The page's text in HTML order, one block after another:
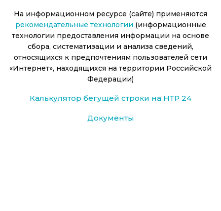
На информационном ресурсе (сайте) применяются
рекомендательные технологии (информационные
технологии предоставления информации на основе
сбора, систематизации и анализа сведений,
относящихся к предпочтениям пользователей сети
«Интернет», находящихся на территории Российской
Федерации)
Калькулятор бегущей строки на НТР 24
Документы